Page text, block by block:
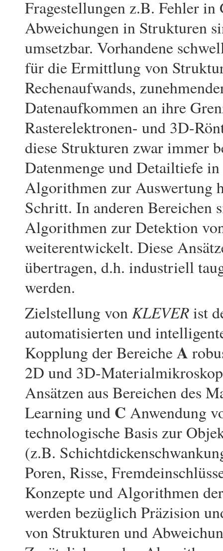
Fragestellungen z.B. Fehler in
Abweichungen in Strukturen
umsetzbar. Vorhandene
für die Ermittlung von
Rechenaufwands,
Datenaufkommen an ihre
Rasterelektronen- und 3D-
diese Strukturen zwar immer
Datenmenge und Detailtiefe
Algorithmen zur Auswertung
Schritt. In anderen Bereichen
Algorithmen zur Detektion
weiterentwickelt. Diese
übertragen, d.h. industriell
werden.
Zielstellung vonKLEVERist
automatisierten und
Kopplung der BereicheA
2D und 3D-
Ansätzen aus Bereichen des
Learning und C Anwendung
technologische Basis zur
(z.B.
Poren, Risse,
Konzepte und Algorithmen
werden bezüglich Präzision
von Strukturen und